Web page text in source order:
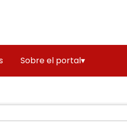
Sobre el portal▾